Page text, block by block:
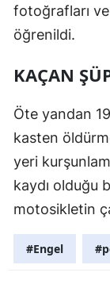
fotoğrafları
öğrenildi.
KAÇAN
Öte yandan
kasten
yeri
kaydı olduğu
motosikletin
#Engel